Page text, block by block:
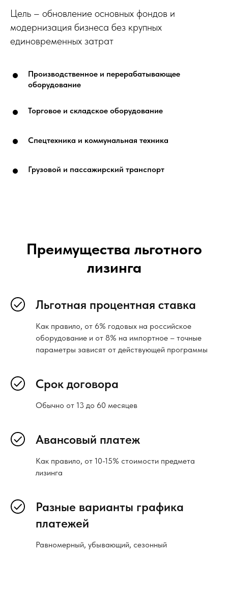
Цель – обновление основных фондов и
модернизация бизнеса без крупных
единовременных затрат
Производственное и перерабатывающее
оборудование
Торговое и складское оборудование
Спецтехника и коммунальная техника
Грузовой и пассажирский транспорт
Преимущества льготного
лизинга
Льготная процентная ставка
Как правило, от 6% годовых на российское
оборудование и от 8% на импортное – точные
параметры зависят от действующей программы
Срок договора
Обычно от 13 до 60 месяцев
Авансовый платеж
Как правило, от 10-15% стоимости предмета
лизинга
Разные варианты графика
платежей
Равномерный, убывающий, сезонный